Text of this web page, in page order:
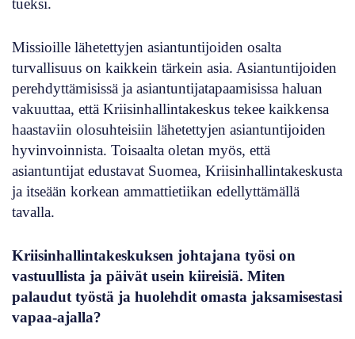
tueksi.
Missioille lähetettyjen asiantuntijoiden osalta
turvallisuus on kaikkein tärkein asia. Asiantuntijoiden
perehdyttämisissä ja asiantuntijatapaamisissa haluan
vakuuttaa, että Kriisinhallintakeskus tekee kaikkensa
haastaviin olosuhteisiin lähetettyjen asiantuntijoiden
hyvinvoinnista. Toisaalta oletan myös, että
asiantuntijat edustavat Suomea, Kriisinhallintakeskusta
ja itseään korkean ammattietiikan edellyttämällä
tavalla.
Kriisinhallintakeskuksen johtajana työsi on
vastuullista ja päivät usein kiireisiä. Miten
palaudut työstä ja huolehdit omasta jaksamisestasi
vapaa-ajalla?